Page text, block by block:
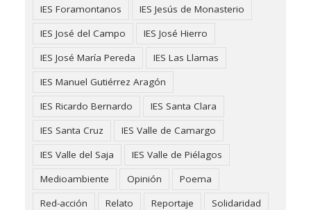
IES Foramontanos
IES Jesús de Monasterio
IES José del Campo
IES José Hierro
IES José María Pereda
IES Las Llamas
IES Manuel Gutiérrez Aragón
IES Ricardo Bernardo
IES Santa Clara
IES Santa Cruz
IES Valle de Camargo
IES Valle del Saja
IES Valle de Piélagos
Medioambiente
Opinión
Poema
Red-acción
Relato Reportaje
Solidaridad